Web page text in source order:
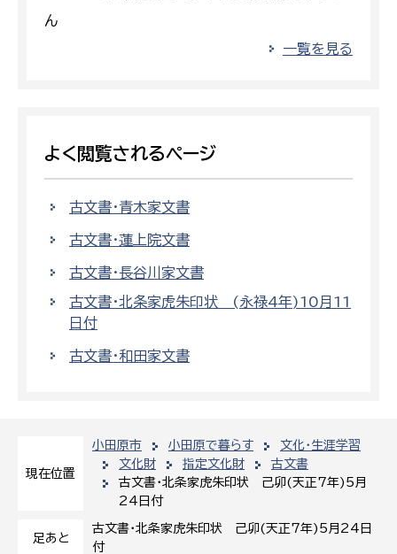
現在位置
小田原市 小田原で暮らす
文化・生涯学習
文化財
指定文化財
古文書
古文書・北条家虎朱印状 己卯(天正7年)5月
24日付
足あと
古文書・北条家虎朱印状 己卯(天正7年)5月24日
付
ん
一覧を見る
よく閲覧されるページ
古文書・青木家文書
古文書・蓮上院文書
古文書・長谷川家文書
古文書・北条家虎朱印状 (永禄4年)10月11
日付
古文書・和田家文書